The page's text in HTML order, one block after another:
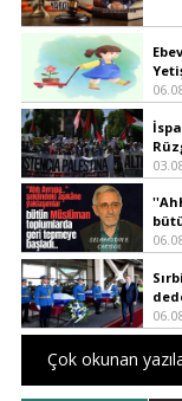
Çok okunan